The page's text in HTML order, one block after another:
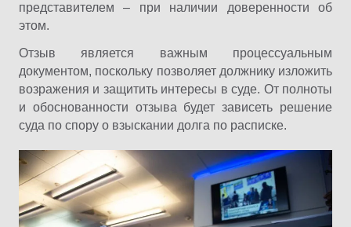
представителем – при наличии доверенности об
этом.
Отзыв является важным процессуальным
документом, поскольку позволяет должнику изложить
возражения и защитить интересы в суде. От полноты
и обоснованности отзыва будет зависеть решение
суда по спору о взыскании долга по расписке.